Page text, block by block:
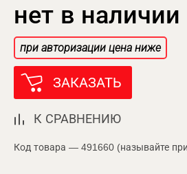
нет в наличии
при авторизации цена ниже
ЗАКАЗАТЬ
К СРАВНЕНИЮ
Код товара — 491660 (называйте